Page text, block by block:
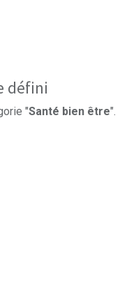
défini
"Santé bien être".